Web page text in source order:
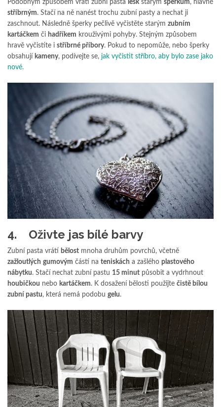
Podobným způsobem vrátí zubní pasta leskstarým šperkům, hlavně
stříbrným. Stačí na ně nanést trochu zubní pasty a nechat ji
zaschnout. Následně šperky pečlivě vyčistěte starým zubním
kartáčkem či hadříkem krouživými pohyby. Stejným způsobem
hravě vyčistíte i stříbrné příbory. Pokud to nepomůže, nebo šperky
obsahují kameny, podívejte se, jak vyčistit stříbro, aby bylo zase jako
nové.
4. Oživte jas bílé barvy
Zubní pasta vrátí bělost mnoha druhům povrchů, včetně
zažloutlých gumovým částí na teniskách a zašlého plastového
nábytku. Stačí nechat zubní pastu 15 minut působit a vydrhnout
houbičkou nebo kartáčkem. K dosažení bělosti použijte čistě bílou
zubní pastu, která nemá podobu gelu.